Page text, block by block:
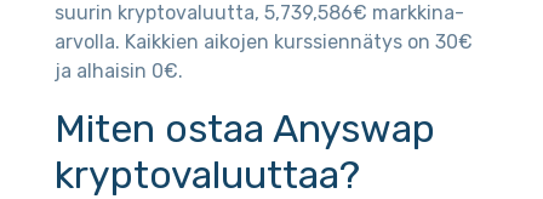
suurin kryptovaluutta, 5,739,586€ markkina-
arvolla. Kaikkien aikojen kurssiennätys on 30€
ja alhaisin 0€.
Miten ostaa Anyswap
kryptovaluuttaa?